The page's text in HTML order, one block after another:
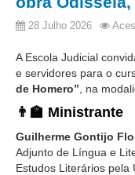
Acessibilidade
Legislação
Acórdãos
Atos
28 Julho 2026
A Escola Judicial
e servidores para o
de Homero” , na
👨‍🏫 Ministrante
Guilherme Gontijo
Adjunto de Língua e
Estudos Literários pela